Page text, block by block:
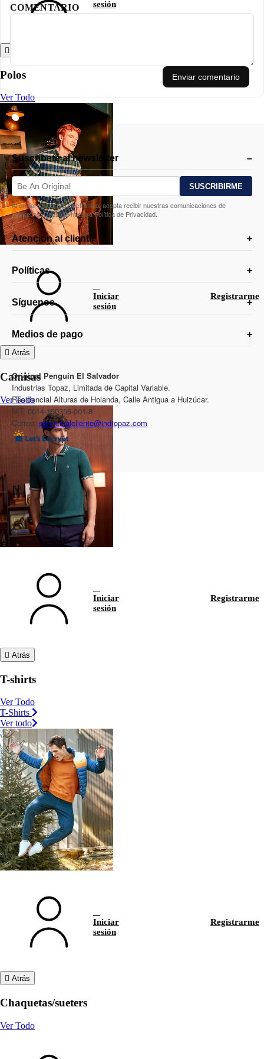
sesión
Polos
Ver Todo
Iniciar
sesión
Registrarme
Atrás
Camisas
Ver Todo
Iniciar
sesión
Registrarme
Atrás
T-shirts
Ver Todo
T-Shirts
Ver todo
Iniciar
sesión
Registrarme
Atrás
Chaquetas/sueters
Ver Todo
COMENTARIO
Enviar comentario
Suscríbete al newsletter
Al enviar su correo electrónico, acepta recibir nuestras comunicaciones de
marketing. Consulte nuestra Política de Privacidad.
Atención al cliente
Políticas
Síguenos
Medios de pago
Original Penguin El Salvador
Industrias Topaz, Limitada de Capital Variable.
Residencial Alturas de Holanda, Calle Antigua a Huizúcar.
NIT: 0614-150356-001-8
Correo: servicioalcliente@indtopaz.com